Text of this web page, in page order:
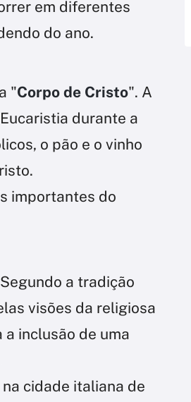
em diferentes
do ano.
"Corpo de Cristo". A
durante a
o pão e o vinho
importantes do
a tradição
visões da religiosa
inclusão de uma
cidade italiana de